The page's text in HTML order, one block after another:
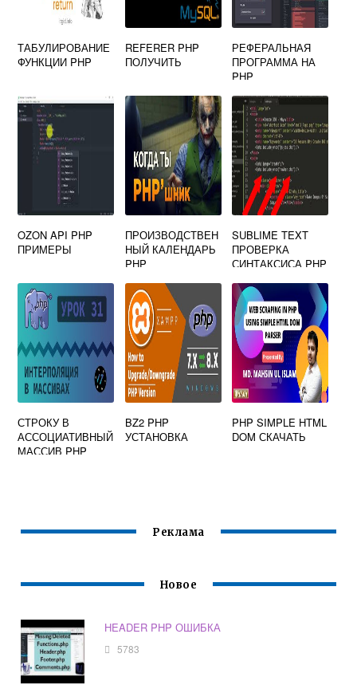
ТАБУЛИРОВАНИЕ
ФУНКЦИИ PHP
REFERER PHP
ПОЛУЧИТЬ
РЕФЕРАЛЬНАЯ
ПРОГРАММА НА
PHP
OZON API PHP
ПРИМЕРЫ
ПРОИЗВОДСТВЕН
НЫЙ КАЛЕНДАРЬ
PHP
SUBLIME TEXT
ПРОВЕРКА
СИНТАКСИСА PHP
СТРОКУ В
АССОЦИАТИВНЫЙ
МАССИВ PHP
BZ2 PHP
УСТАНОВКА
PHP SIMPLE HTML
DOM СКАЧАТЬ
Реклама
Новое
HEADER PHP ОШИБКА
5783